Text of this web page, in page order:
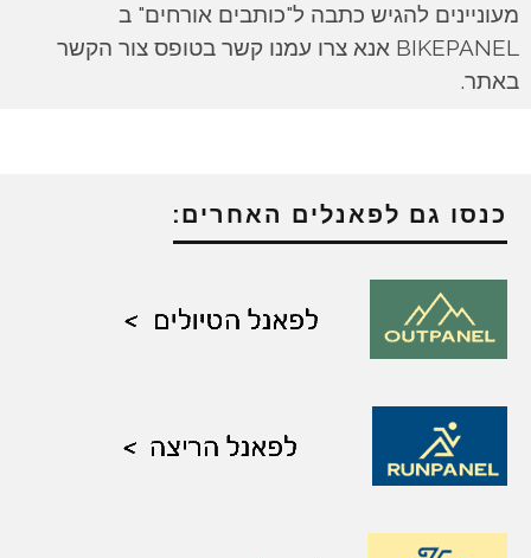
מעוניינים להגיש כתבה ל"כותבים אורחים" ב
BIKEPANEL אנא צרו עמנו קשר בטופס צור הקשר
באתר.
כנסו גם לפאנלים האחרים: